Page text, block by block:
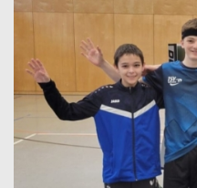
Tischtennis
Turnen
Karate
Fitness und Gesundheitssport